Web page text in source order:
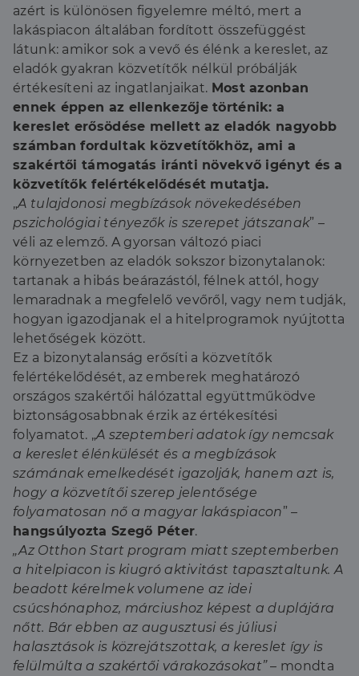
azért is különösen figyelemre méltó, mert a
lakáspiacon általában fordított összefüggést
látunk: amikor sok a vevő és élénk a kereslet, az
eladók gyakran közvetítők nélkül próbálják
értékesíteni az ingatlanjaikat. Most azonban
ennek éppen az ellenkezője történik: a
kereslet erősödése mellett az eladók nagyobb
számban fordultak közvetítőkhöz, ami a
szakértői támogatás iránti növekvő igényt és a
közvetítők felértékelődését mutatja.
„A tulajdonosi megbízások növekedésében
pszichológiai tényezők is szerepet játszanak” –
véli az elemző. A gyorsan változó piaci
környezetben az eladók sokszor bizonytalanok:
tartanak a hibás beárazástól, félnek attól, hogy
lemaradnak a megfelelő vevőről, vagy nem tudják,
hogyan igazodjanak el a hitelprogramok nyújtotta
lehetőségek között.
Ez a bizonytalanság erősíti a közvetítők
felértékelődését, az emberek meghatározó
országos szakértői hálózattal együttműködve
biztonságosabbnak érzik az értékesítési
folyamatot. „A szeptemberi adatok így nemcsak
a kereslet élénkülését és a megbízások
számának emelkedését igazolják, hanem azt is,
hogy a közvetítői szerep jelentősége
folyamatosan nő a magyar lakáspiacon”–
hangsúlyozta Szegő Péter.
„Az Otthon Start program miatt szeptemberben
a hitelpiacon is kiugró aktivitást tapasztaltunk. A
beadott kérelmek volumene az idei
csúcshónaphoz, márciushoz képest a duplájára
nőtt. Bár ebben az augusztusi és júliusi
halasztások is közrejátszottak, a kereslet így is
felülmúlta a szakértői várakozásokat”– mondta